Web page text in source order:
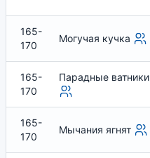
165-
170
Могучая кучка
165-
170
Парадные ватники
165-
170
Мычания ягнят